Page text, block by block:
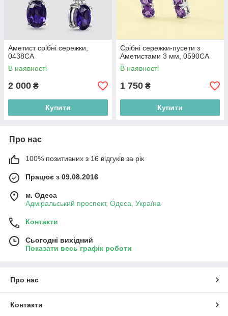
Аметист срібні сережки,
0438СА
В наявності
2 000 ₴
Купити
Срібні сережки-пусети з
Аметистами 3 мм, 0590СА
В наявності
1 750 ₴
Купити
Про нас
100% позитивних з 16 відгуків за рік
Працює з 09.08.2016
м. Одеса
Адміральський проспект, Одеса, Україна
Контакти
Сьогодні вихідний
Показати весь графік роботи
Про нас
Контакти